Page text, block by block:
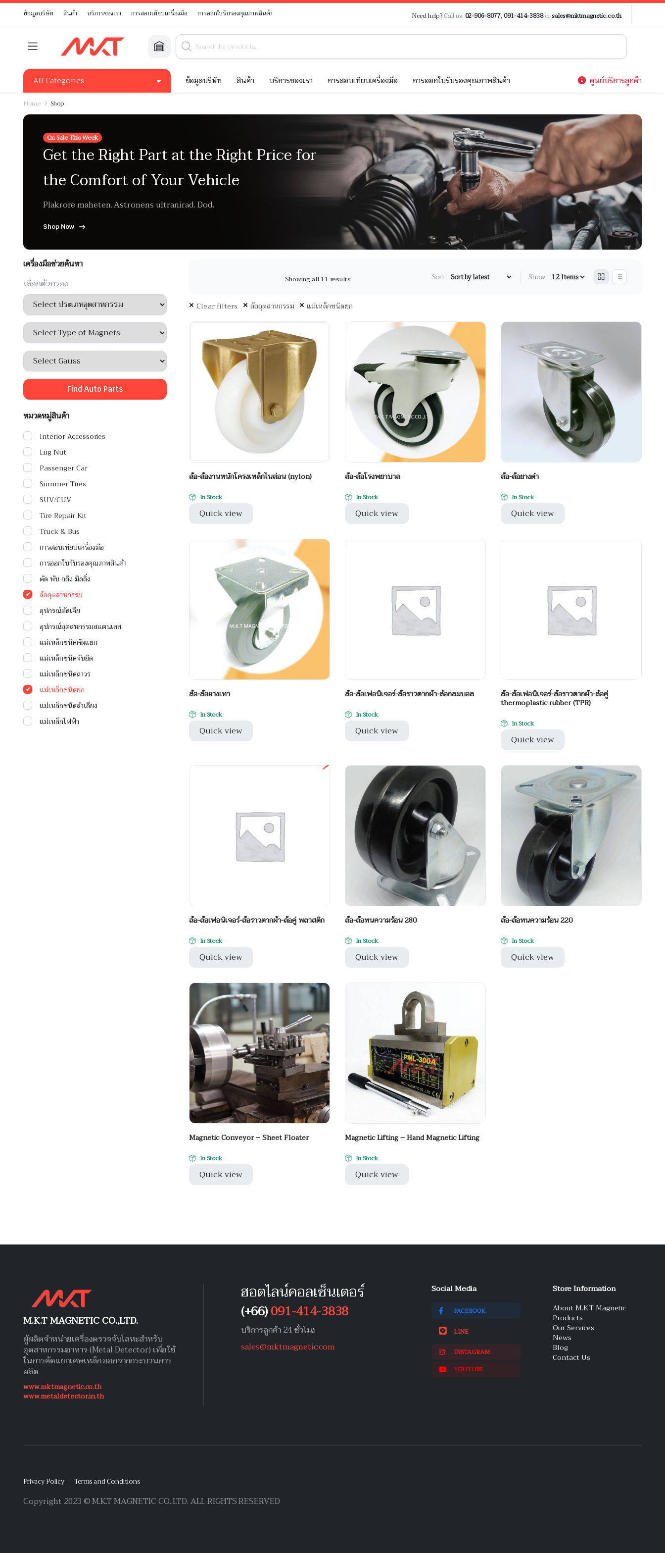
ข้อมูลบริษัท สินค้า บริการของเรา การสอบเทียบเครื่องมือ การออกใบรับรองคุณภาพสินค้า Need help? Call us: 02-906-8077,091-414-3838orsales@mktmagnetic.co.th
All Categories ข้อมูลบริษัท สินค้า บริการของเรา การสอบเทียบเครื่องมือ การออกใบรับรองคุณภาพสินค้า ศูนย์บริการลูกค้า
Home Shop
On Sale This Week
Get the Right Part at the Right Price for
the Comfort of Your Vehicle
Plakrore maheten. Astronens ultranirad. Dod.
Shop Now
Showing all 11 results Sort: Show:
Clear filters ล้ออุตสาหกรรม แม่เหล็กชนิดยก
ล้อ-ล้องานหนักโครงเหล็กไนล่อน (nylon)
In Stock
Quick view
ล้อ-ล้อโรงพยาบาล
In Stock
Quick view
ล้อ-ล้อยางดำ
In Stock
Quick view
ล้อ-ล้อยางเทา
In Stock
Quick view
ล้อ-ล้อเฟอนิเจอร์-ล้อราวตากผ้า-ล้อกลมบอล
In Stock
Quick view
ล้อ-ล้อเฟอนิเจอร์-ล้อราวตากผ้า-ล้อคู่
thermoplastic rubber (TPR)
In Stock
Quick view
ล้อ-ล้อเฟอนิเจอร์-ล้อราวตากผ้า-ล้อคู่ พลาสติก
In Stock
Quick view
ล้อ-ล้อทนความร้อน 280
In Stock
Quick view
ล้อ-ล้อทนความร้อน 220
In Stock
Quick view
Magnetic Conveyor – Sheet Floater
In Stock
Quick view
Magnetic Lifting – Hand Magnetic Lifting
In Stock
Quick view
เครื่องมือช่วยค้นหา
เลือกตัวกรอง
Find Auto Parts
หมวดหมู่สินค้า
Interior Accessories
Lug Nut
Passenger Car
Summer Tires
SUV/CUV
Tire Repair Kit
Truck & Bus
การสอบเทียบเครื่องมือ
การออกใบรับรองคุณภาพสินค้า
ตัด พับ กลึง มิลลิ่ง
ล้ออุตสาหกรรม
อุปกรณ์ตัดเจีย
อุปกรณ์อุตสหกรรมสแตนเลส
แม่เหล็กชนิดคัดแยก
แม่เหล็กชนิดจับยึด
แม่เหล็กชนิดถาวร
แม่เหล็กชนิดยก
แม่เหล็กชนิดลำเลียง
แม่เหล็กไฟฟ้า
M.K.T MAGNETIC CO.,LTD.
ผู้ผลิตจำหน่ายเครื่องตรวจจับโลหะสำหรับ
อุตสาหกรรมอาหาร (Metal Detector) เพื่อใช้
ในการคัดแยกเศษเหล็ก ออกจากกระบวนการ
ผลิต
www.mktmagnetic.co.th
www.metaldetector.in.th
ฮอตไลน์คอลเซ็นเตอร์
(+66)091-414-3838
บริการลูกค้า 24 ชั่วโมง
sales@mktmagnetic.com
Social Media
FACEBOOK
LINE
INSTAGRAM
YOUTUBE
Store Information
About M.K.T Magnetic
Products
Our Services
News
Blog
Contact Us
Privacy Policy Terms and Conditions
Copyright 2023 © M.K.T MAGNETIC CO.,LTD. ALL RIGHTS RESERVED